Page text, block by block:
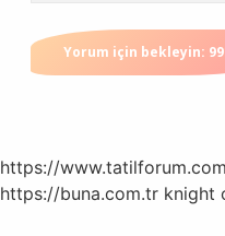
https://
https://buna.com.tr knight